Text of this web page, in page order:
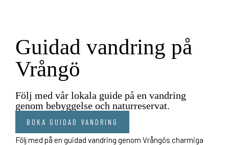
Guidad vandring på
Vrångö
Följ med vår lokala guide på en vandring
genom bebyggelse och naturreservat.
BOKA GUIDAD VANDRING
Följ med på en guidad vandring genom Vrångös charmiga